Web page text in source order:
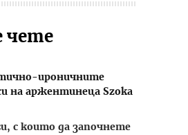
чете
ироничните
на аржентинеца Szoka
с които да започнете